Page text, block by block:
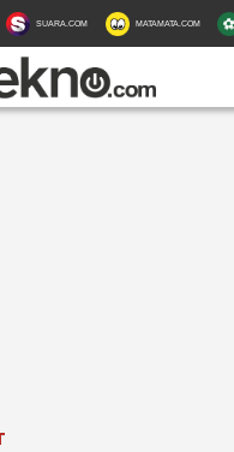
SUARA.COM MATAMATA.COM